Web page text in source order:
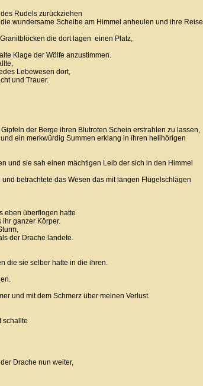
Rudels zurückziehen
wundersame Scheibe am Himmel anheulen und ihre Reise
die dort lagen einen Platz,
Klage der Wölfe anzustimmen.
Lebewesen dort,
und Trauer.
der Berge ihren Blutroten Schein erstrahlen zu lassen,
ein merkwürdig Summen erklang in ihren hellhörigen
und sie sah einen mächtigen Leib der sich in den Himmel
betrachtete das Wesen das mit langen Flügelschlägen
eben überflogen hatte
ganzer Körper.
der Drache landete.
die sie selber hatte in die ihren.
und mit dem Schmerz über meinen Verlust.
schallte
Drache nun weiter,